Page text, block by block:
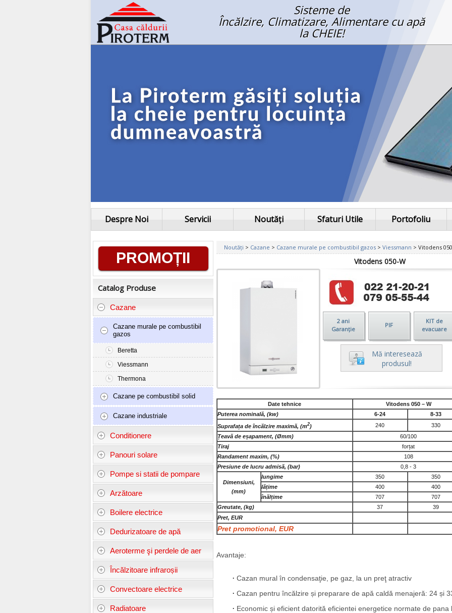
Sisteme de
Încălzire, Climatizare, Alimentare cu apă
la CHEIE!
Despre Noi Servicii Noutăți Sfaturi Utile
Portofoliu
Informații
generale
PROMOȚII
Catalog Produse
Cazane
Cazane murale pe combustibil
gazos
Beretta
Viessmann
Thermona
Cazane pe combustibil solid
Cazane industriale
Conditionere
Panouri solare
Pompe si statii de pompare
Arzătoare
Boilere electrice
Dedurizatoare de apă
Aeroterme şi perdele de aer
Încălzitoare infraroșii
Convectoare electrice
Radiatoare
Noutăți > Cazane > Cazane murale pe combustibil gazos > Viessmann > Vitodens
Vitodens 050-W
2 ani
Garanție
PIF
KIT de
evacuare
Mă interesează
produsul!
Date tehnice
Vitodens 050 – W
Puterea nominală, (kw)
6-24
8-33
Suprafața de încălzire maximă, (m2) 240
330
Țeavă de eșapament, (Ømm)
60/100
Tiraj
forțat
Randament maxim, (%)
108
Presiune de lucru admisă, (bar)
0,8 - 3
Dimensiuni,
(mm)
lungime 350
350
lățime
400
400
înălțime
707
707
Greutate, (kg)
37
39
Pret, EUR
Pret promotional, EUR
Avantaje:
Cazan mural în condensaţie, pe gaz, la un preţ atractiv
Cazan pentru încălzire și preparare de apă caldă menajeră: 24 și
Economic și eficient datorită eficientei energetice normate de pana